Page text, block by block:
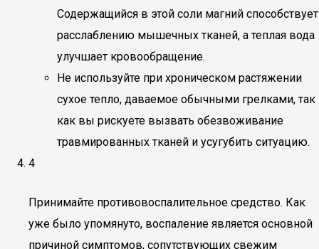
Содержащийся в этой соли магний способствует
расслаблению мышечных тканей, а теплая вода
улучшает кровообращение.
Не используйте при хроническом растяжении
сухое тепло, даваемое обычными грелками, так
как вы рискуете вызвать обезвоживание
травмированных тканей и усугубить ситуацию.
4
Принимайте противовоспалительное средство. Как
уже было упомянуто, воспаление является основной
причиной симптомов, сопутствующих свежим